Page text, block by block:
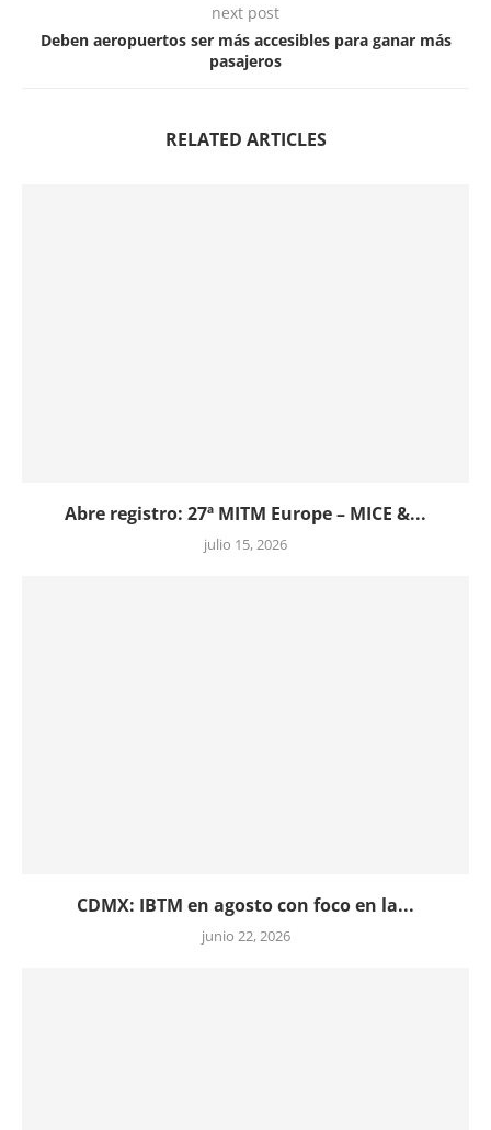
next post
Deben aeropuertos ser más accesibles para ganar más
pasajeros
RELATED ARTICLES
Abre registro: 27ª MITM Europe – MICE &...
julio 15, 2026
CDMX: IBTM en agosto con foco en la...
junio 22, 2026